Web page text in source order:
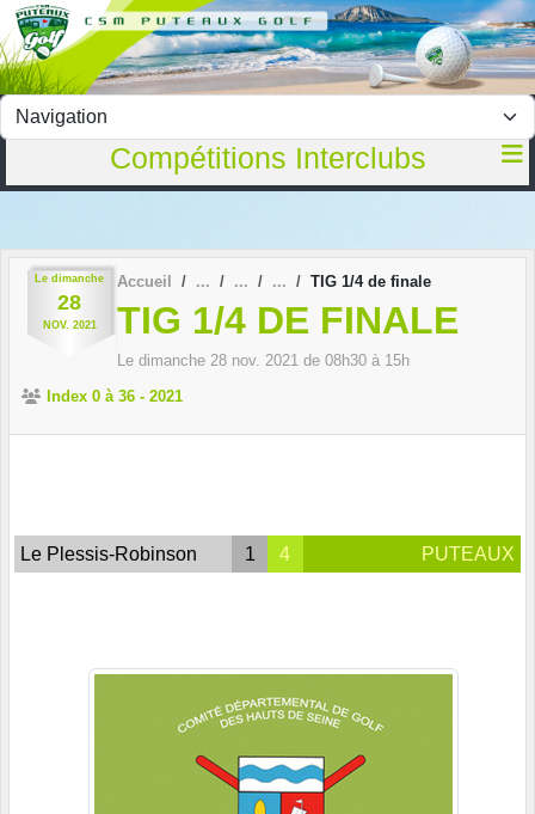
Compétitions Interclubs
Le dimanche
28
NOV. 2021
Accueil TIG 1/4 de finale
TIG 1/4 DE FINALE
Le dimanche 28 nov. 2021 de 08h30 à 15h
Index 0 à 36 - 2021
Le Plessis-Robinson 1 4 PUTEAUX
Panneau de gestion des cookies